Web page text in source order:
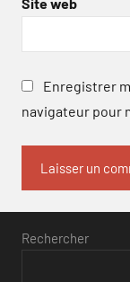
Enregistrer
navigateur pour
Rechercher